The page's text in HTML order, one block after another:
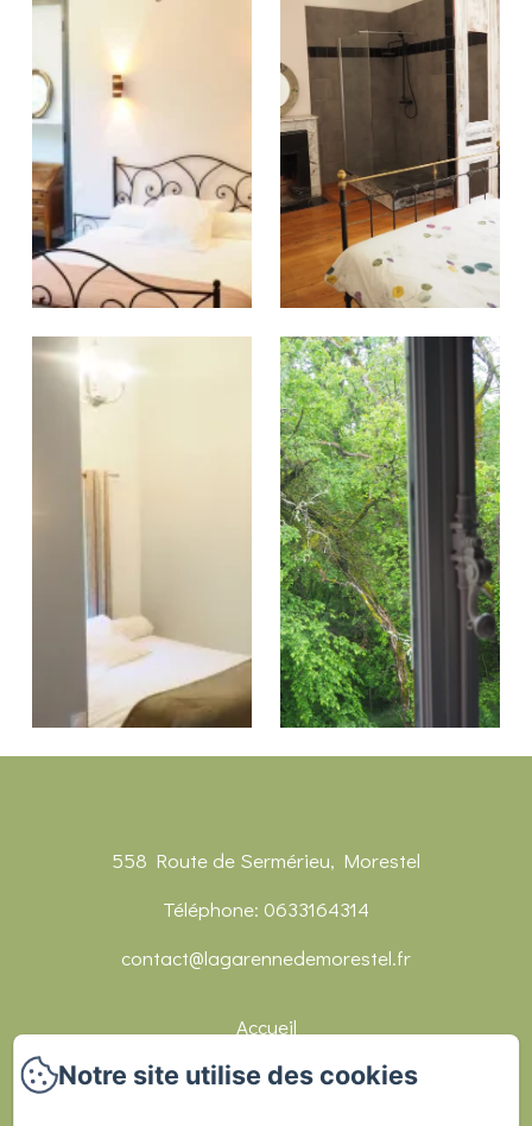
558 Route de Sermérieu, Morestel
Téléphone: 0633164314
contact@lagarennedemorestel.fr
Accueil
Chambres
Notre site utilise des cookies